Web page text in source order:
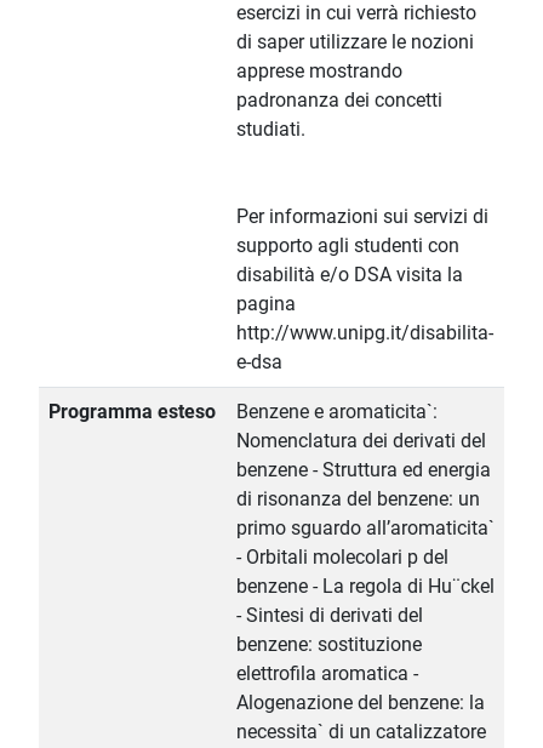
esercizi in cui verrà richiesto
di saper utilizzare le nozioni
apprese mostrando
padronanza dei concetti
studiati.
Per informazioni sui servizi di
supporto agli studenti con
disabilità e/o DSA visita la
pagina
http://www.unipg.it/disabilita-
e-dsa
Programma esteso
Benzene e aromaticita`:
Nomenclatura dei derivati del
benzene - Struttura ed energia
di risonanza del benzene: un
primo sguardo all’aromaticita`
- Orbitali molecolari p del
benzene - La regola di Hu¨ckel
- Sintesi di derivati del
benzene: sostituzione
elettrofila aromatica -
Alogenazione del benzene: la
necessita` di un catalizzatore